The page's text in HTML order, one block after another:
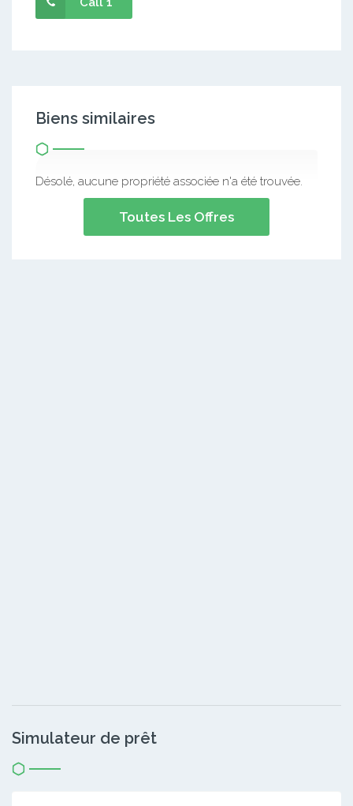
Biens similaires
Désolé, aucune propriété associée n'a été trouvée.
Toutes Les Offres
Simulateur de prêt